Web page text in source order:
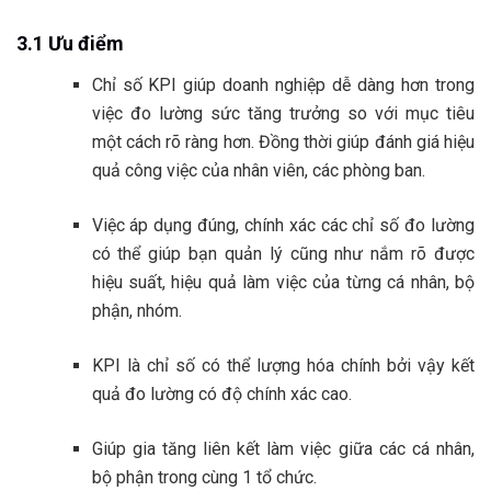
3.1 Ưu điểm
Chỉ số KPI giúp doanh nghiệp dễ dàng hơn trong
việc đo lường sức tăng trưởng so với mục tiêu
một cách rõ ràng hơn. Đồng thời giúp đánh giá hiệu
quả công việc của nhân viên, các phòng ban.
Việc áp dụng đúng, chính xác các chỉ số đo lường
có thể giúp bạn quản lý cũng như nắm rõ được
hiệu suất, hiệu quả làm việc của từng cá nhân, bộ
phận, nhóm.
KPI là chỉ số có thể lượng hóa chính bởi vậy kết
quả đo lường có độ chính xác cao.
Giúp gia tăng liên kết làm việc giữa các cá nhân,
bộ phận trong cùng 1 tổ chức.